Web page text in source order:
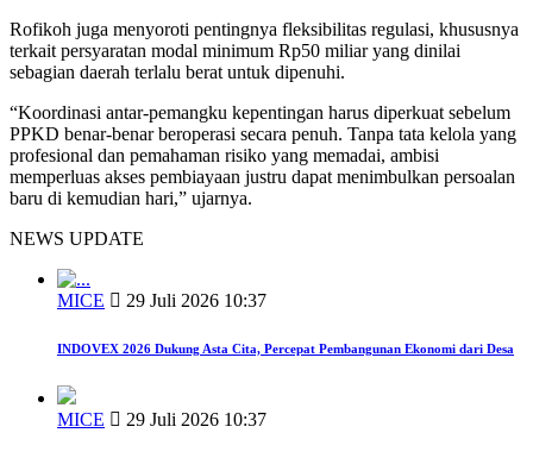
Rofikoh juga menyoroti pentingnya fleksibilitas regulasi, khususnya
terkait persyaratan modal minimum Rp50 miliar yang dinilai
sebagian daerah terlalu berat untuk dipenuhi.
“Koordinasi antar-pemangku kepentingan harus diperkuat sebelum
PPKD benar-benar beroperasi secara penuh. Tanpa tata kelola yang
profesional dan pemahaman risiko yang memadai, ambisi
memperluas akses pembiayaan justru dapat menimbulkan persoalan
baru di kemudian hari,” ujarnya.
NEWS UPDATE
MICE 29 Juli 2026 10:37
INDOVEX 2026 Dukung Asta Cita, Percepat Pembangunan Ekonomi dari Desa
MICE 29 Juli 2026 10:37